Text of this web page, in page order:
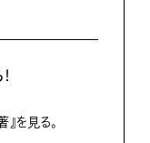
を見る。